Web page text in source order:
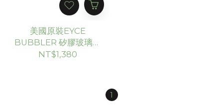
美國原裝EYCE
BUBBLER 矽膠玻璃發
泡器
NT$1,380
1